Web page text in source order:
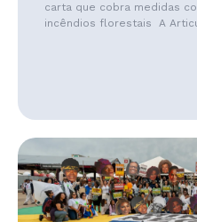
carta que cobra medidas
incêndios florestais A